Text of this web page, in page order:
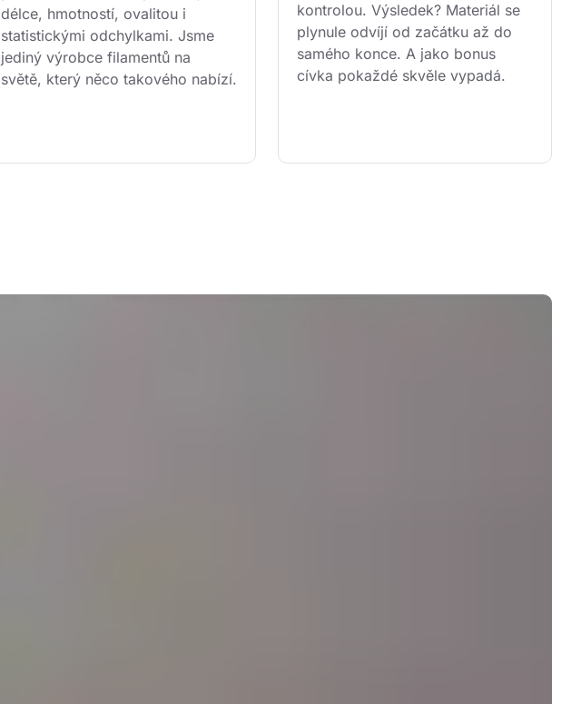
délce, hmotností, ovalitou i
statistickými odchylkami. Jsme
jediný výrobce filamentů na
světě, který něco takového nabízí.
kontrolou. Výsledek? Materiál se
plynule odvíjí od začátku až do
samého konce. A jako bonus
cívka pokaždé skvěle vypadá.